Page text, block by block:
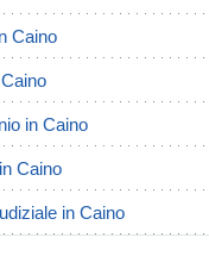
Caino
in Caino
Caino
in Caino